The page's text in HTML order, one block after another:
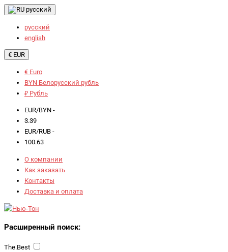
русский
русский
english
€ EUR
€ Euro
BYN Белорусский рубль
₽ Рубль
EUR/BYN -
3.39
EUR/RUB -
100.63
О компании
Как заказать
Контакты
Доставка и оплата
Расширенный поиск:
The.Best